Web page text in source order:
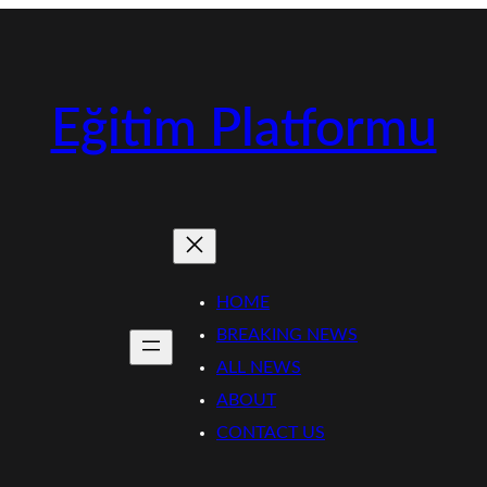
Eğitim Platformu
HOME
BREAKING NEWS
ALL NEWS
ABOUT
CONTACT US